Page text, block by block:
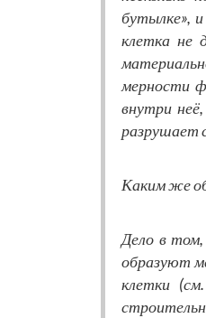
бутылке»,
клетка не
мерности
внутри
разрушает
Каким же
Дело в том,
образуют
клетки